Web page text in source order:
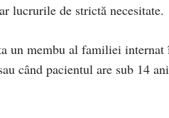
lucrurile de strictă necesitate.
un membu al familiei
când pacientul are sub 14